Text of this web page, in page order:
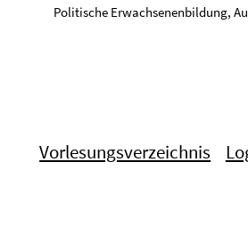
Politische Erwachsenenbildung,
Vorlesungsverzeichnis